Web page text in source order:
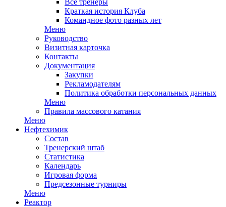
Все тренеры
Краткая история Клуба
Командное фото разных лет
Меню
Руководство
Визитная карточка
Контакты
Документация
Закупки
Рекламодателям
Политика обработки персональных данных
Меню
Правила массового катания
Меню
Нефтехимик
Состав
Тренерский штаб
Статистика
Календарь
Игровая форма
Предсезонные турниры
Меню
Реактор